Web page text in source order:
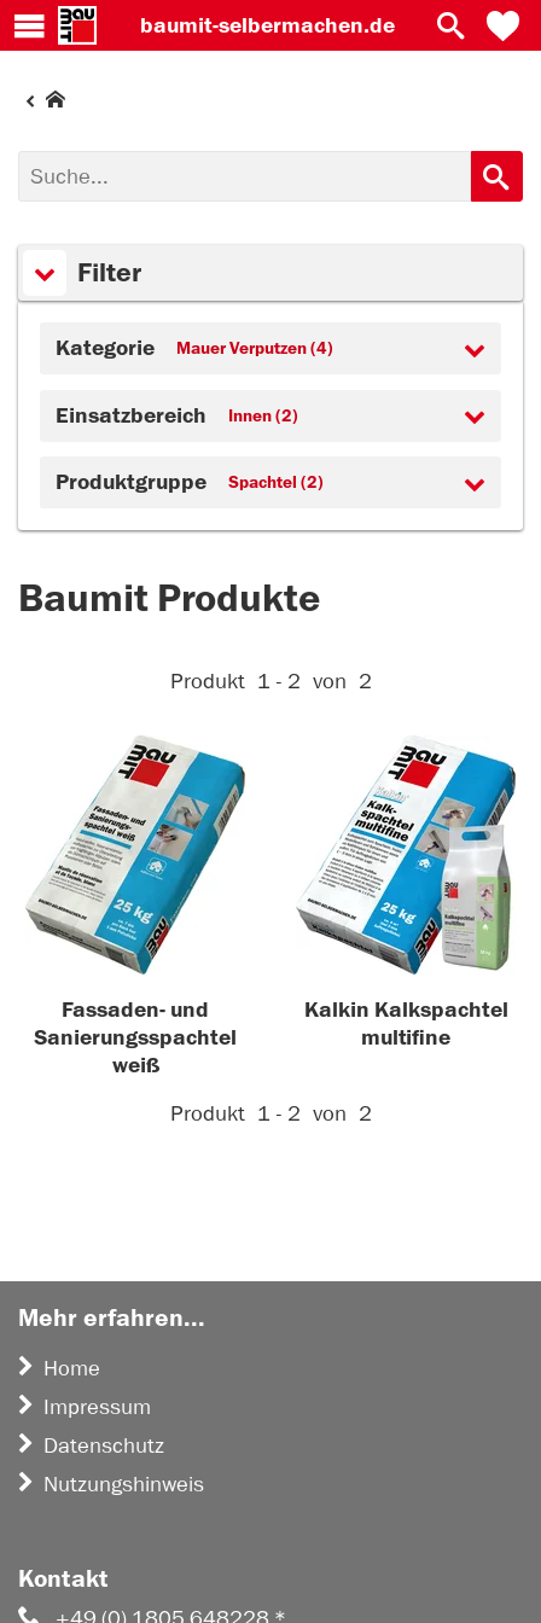
baumit-selbermachen.de
Filter
Kategorie Mauer Verputzen (4)
Einsatzbereich Innen (2)
Produktgruppe Spachtel (2)
Baumit Produkte
Aktive Filter:
Produkt 1 - 2 von 2
Fassaden- und
Sanierungsspachtel
weiß
Kalkin Kalkspachtel
multifine
Aktive Filter:
Produkt 1 - 2 von 2
Mehr erfahren...
Home
Impressum
Datenschutz
Nutzungshinweis
Kontakt